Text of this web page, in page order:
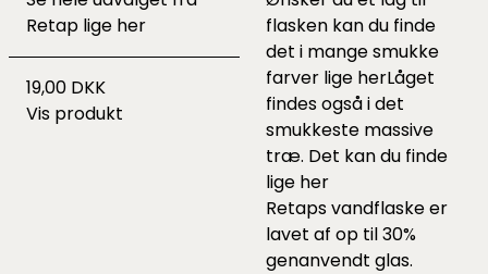
Retap lige her
19,00 DKK
Vis produkt
flasken kan du finde
det i mange smukke
farver lige herLåget
findes også i det
smukkeste massive
træ. Det kan du finde
lige her
Retaps vandflaske er
lavet af op til 30%
genanvendt glas.